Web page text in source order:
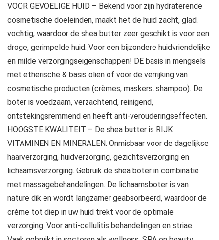
VOOR GEVOELIGE HUID – Bekend voor zijn hydraterende
cosmetische doeleinden, maakt het de huid zacht, glad,
vochtig, waardoor de shea butter zeer geschikt is voor een
droge, gerimpelde huid. Voor een bijzondere huidvriendelijke
en milde verzorgingseigenschappen! DE basis in mengsels
met etherische & basis oliën of voor de verrijking van
cosmetische producten (crèmes, maskers, shampoo). De
boter is voedzaam, verzachtend, reinigend,
ontstekingsremmend en heeft anti-verouderingseffecten.
HOOGSTE KWALITEIT – De shea butter is RIJK
VITAMINEN EN MINERALEN. Onmisbaar voor de dagelijkse
haarverzorging, huidverzorging, gezichtsverzorging en
lichaamsverzorging. Gebruik de shea boter in combinatie
met massagebehandelingen. De lichaamsboter is van
nature dik en wordt langzamer geabsorbeerd, waardoor de
crème tot diep in uw huid trekt voor de optimale
verzorging. Voor anti-cellulitis behandelingen en striae.